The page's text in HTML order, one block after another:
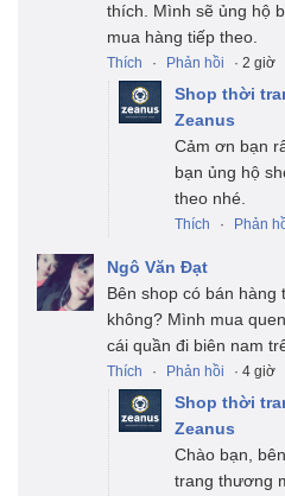
thích. Mình sẽ ủng hộ
mua hàng tiếp theo.
Thích · Phản hồi · 2 giờ
Shop thời
Zeanus
Cảm ơn bạn
bạn ủng hộ
theo nhé.
Thích · Phản
Ngô Văn Đạt
Bên shop có bán hàng
không? Mình mua
cái quần đi biên nam
Thích · Phản hồi · 4 giờ
Shop thời
Zeanus
Chào bạn,
trang thương